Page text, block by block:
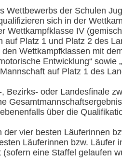
Wettbewerbs der Schulen
sich in der
Wettkampfklasse IV
auf Platz 1 und Platz 2 des
Wettkampfklassen mit
Entwicklung“ sowie
auf Platz 1 des
Bezirks- oder Landesfinale
über die
der vier besten Läuferinnen
Läuferinnen bzw. Läufer
eine Staffel gelaufen